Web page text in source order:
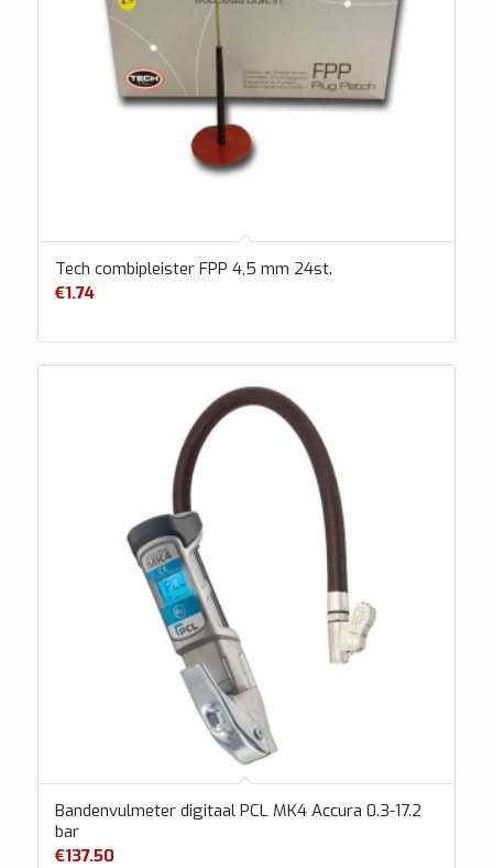
Tech combipleister FPP 4,5 mm 24st.
€1.74
Bandenvulmeter digitaal PCL MK4 Accura 0.3-17.2
bar
€137.50